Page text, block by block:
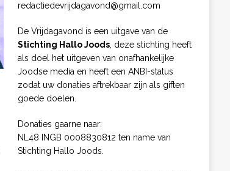
redactiedevrijdagavond@gmail.com
De Vrijdagavond is een uitgave van de
Stichting Hallo Joods, deze stichting heeft
als doel het uitgeven van onafhankelijke
Joodse media en heeft een ANBI-status
zodat uw donaties aftrekbaar zijn als giften
goede doelen.
Donaties gaarne naar:
NL48 INGB 0008830812 ten name van
Stichting Hallo Joods.